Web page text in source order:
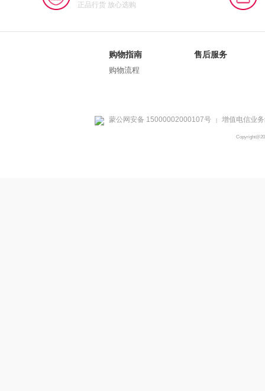
正品行货 放心选购
购物指南
购物流程
售后服务
蒙公网安备 15000002000107号 | 增值电信业